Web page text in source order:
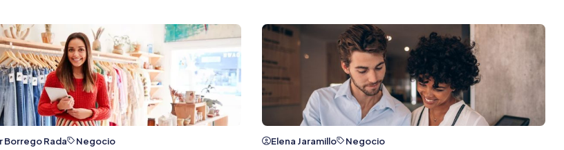
Borrego Rada Negocio Elena Jaramillo Negocio